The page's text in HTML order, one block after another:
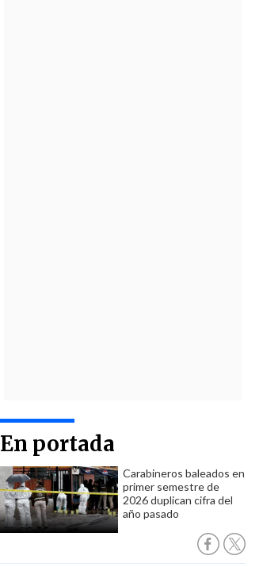
En portada
Carabineros baleados en
primer semestre de
2026 duplican cifra del
año pasado